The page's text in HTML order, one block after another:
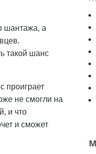
шантажа, а
такой шанс
проиграет
не смогли на
и что
и сможет